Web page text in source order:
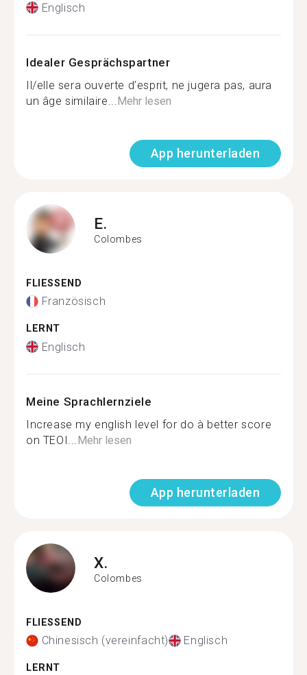
Englisch
Idealer Gesprächspartner
Il/elle sera ouverte d’esprit, ne jugera pas, aura
un âge similaire... Mehr lesen
App herunterladen
E.
Colombes
FLIESSEND
Französisch
LERNT
Englisch
Meine Sprachlernziele
Increase my english level for do à better score
on TEOI... Mehr lesen
App herunterladen
X.
Colombes
FLIESSEND
Chinesisch (vereinfacht) Englisch
LERNT